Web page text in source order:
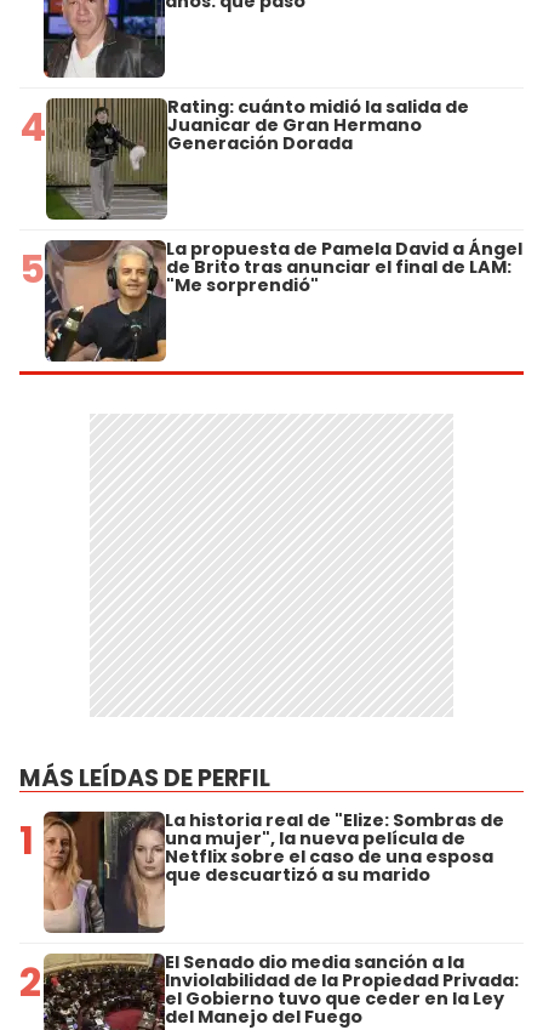
4 Rating: cuánto midió la salida de
Juanicar de Gran Hermano
Generación Dorada
5 La propuesta de Pamela David a Ángel
de Brito tras anunciar el final de LAM:
"Me sorprendió"
MÁS LEÍDAS DE PERFIL
1 La historia real de "Elize: Sombras de
una mujer", la nueva película de
Netflix sobre el caso de una esposa
que descuartizó a su marido
2 El Senado dio media sanción a la
Inviolabilidad de la Propiedad Privada:
el Gobierno tuvo que ceder en la Ley
del Manejo del Fuego